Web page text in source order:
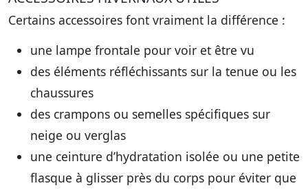
Certains accessoires font vraiment la différence :
une lampe frontale pour voir et être vu
des éléments réfléchissants sur la tenue ou les
chaussures
des crampons ou semelles spécifiques sur
neige ou verglas
une ceinture d’hydratation isolée ou une petite
flasque à glisser près du corps pour éviter que